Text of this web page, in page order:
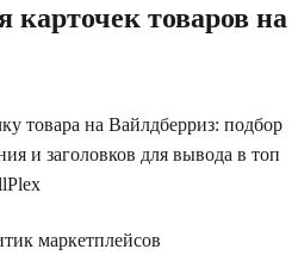
карточек товаров на
товара на Вайлдберриз: подбор
и заголовков для вывода в топ
маркетплейсов